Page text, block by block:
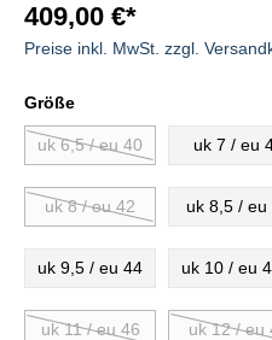
409,00 €*
Preise inkl. MwSt. zzgl.
Größe
uk 6,5 / eu 40 uk 7 / eu
uk 8 / eu 42 uk 8,5 / eu
uk 9,5 / eu 44 uk 10 / eu
uk 11 / eu 46 uk 12 / eu